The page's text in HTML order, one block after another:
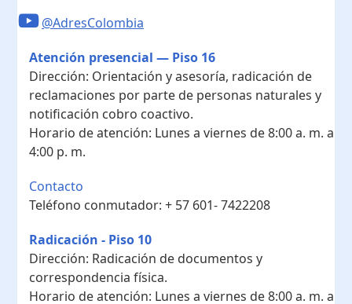
@AdresColombia
Atención presencial — Piso 16
Dirección: Orientación y asesoría, radicación de
reclamaciones por parte de personas naturales y
notificación cobro coactivo.
Horario de atención: Lunes a viernes de 8:00 a. m. a
4:00 p. m.
Contacto
Teléfono conmutador: + 57 601- 7422208
Radicación - Piso 10
Dirección: Radicación de documentos y
correspondencia física.
Horario de atención: Lunes a viernes de 8:00 a. m. a